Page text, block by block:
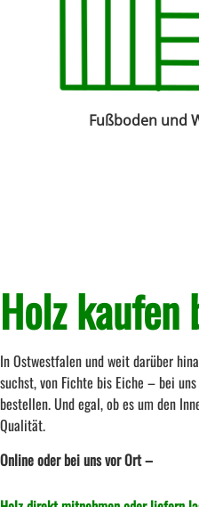
Fußboden und
Holz kaufen
In Ostwestfalen und weit darüber
suchst, von Fichte bis Eiche – bei
bestellen. Und egal, ob es um den
Qualität.
Online oder bei uns vor Ort –